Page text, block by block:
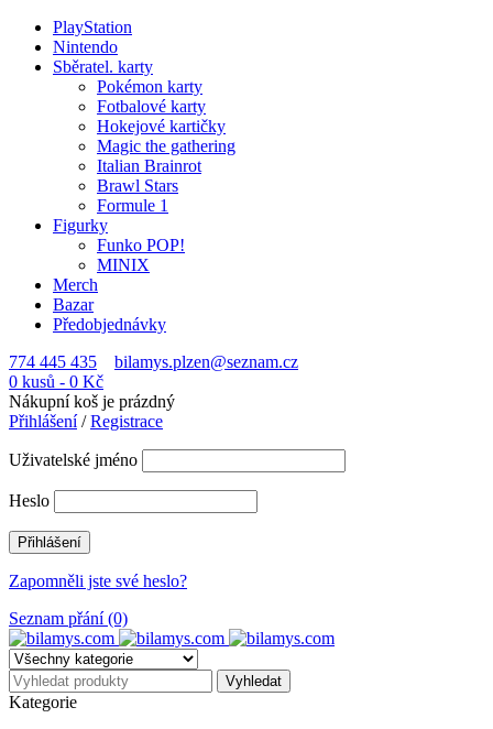
PlayStation
Nintendo
Sběratel. karty
Pokémon karty
Fotbalové karty
Hokejové kartičky
Magic the gathering
Italian Brainrot
Brawl Stars
Formule 1
Figurky
Funko POP!
MINIX
Merch
Bazar
Předobjednávky
774 445 435
bilamys.plzen@seznam.cz
0 kusů - 0 Kč
Nákupní koš je prázdný
Přihlášení/Registrace
Uživatelské jméno
Heslo
Zapomněli jste své heslo?
Seznam přání (0)
Kategorie